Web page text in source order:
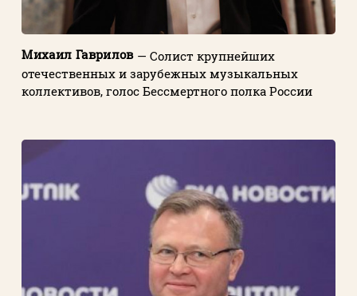
Михаил Гаврилов— Солист крупнейших
отечественных и зарубежных музыкальных
коллективов, голос Бессмертного полка России